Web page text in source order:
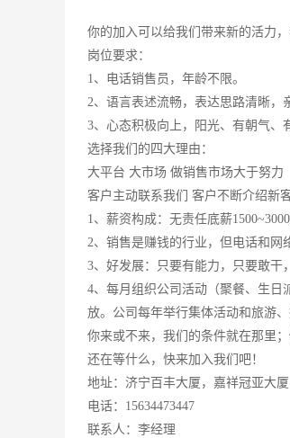
你的加入可以给我们带来新的活力
岗位要求：
1、电话销售员，年龄不限。
2、语言表述流畅，表达思路清晰，
3、心态积极向上，阳光、有朝气、
选择我们的四大理由：
大平台 大市场 做销售市场大于努力
客户主动联系我们 客户不断介绍新
1、薪资构成：无责任底薪
2、销售是赚钱的行业，但电话和网
3、好发展：只要有能力，只要敢干
4、每月组织公司活动（聚餐、生
放。公司每年举行集体活动和旅游
你来或不来，我们的条件就在那里
还在等什么，快来加入我们吧！
地址：济宁百丰大厦，嘉祥冠亚大
电话：15634473447
联系人：李经理